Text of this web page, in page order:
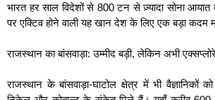
भारत हर साल विदेशों से 800 टन से ज़्यादा सोना
पर एक्टिव होने वाली यह खान देश के लिए एक बड़ा कदम
राजस्थान का बांसवाड़ा: उम्मीद बड़ी, लेकिन अभी
राजस्थान के बांसवाड़ा-घाटोल क्षेत्र में भी वैज्ञानिकों